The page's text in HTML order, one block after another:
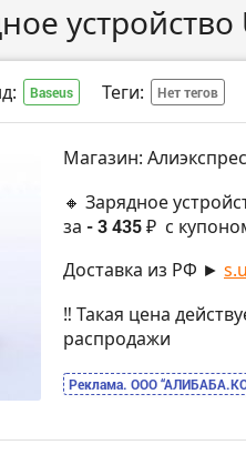
Baseus Теги: Нет тегов
Магазин:
🔸 Зарядное
за - 3 435 ₽ с
Доставка из РФ ►
‼️ Такая цена
распродажи
Реклама. ООО